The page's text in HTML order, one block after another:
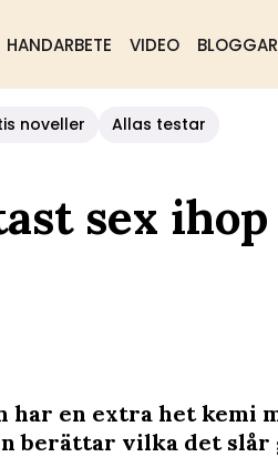
HANDARBETE VIDEO BLOGGAR
noveller
Allas testar
sex ihop
har en extra het kemi
berättar vilka det slår